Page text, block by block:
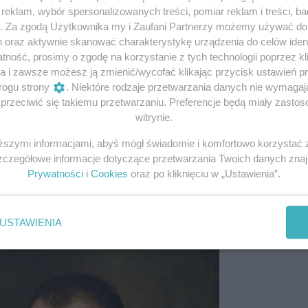
Rozważał też kapłaństwo. Miał wówczas 15 lat.
natychmiast zabrał go z klasztoru. Nie tak bowiem
lekarskie. Mając 17 lat, znów pokierowany przez ojca,
w Pizie.W ciągu trzech lat nauki zyskał status
zawsze bronił swoich racji. Bez względu na to z kim,
filozofów i naukowców, choćby Arystotelesa i
poznał też teorię heliocentryczną Mikołaja
Słonecznego, a wszystkie planety – łącznie z Ziemią –
znów będąc w kontrze do wyznawanych
słynnego procesu.
wybór spersonalizowanych treści, pomiar reklam i treści,
Za zgodą Użytkownika my i Zaufani Partnerzy możemy używać
oraz aktywnie skanować charakterystykę urządzenia do celów
prosimy o zgodę na korzystanie z tych technologii poprzez
i zawsze możesz ją zmienić/wycofać klikając przycisk ustawień
strony
. Niektóre rodzaje przetwarzania danych nie
się takiemu przetwarzaniu. Preferencje będą miały
witrynie.
informacjami, abyś mógł świadomie i komfortowo
informacje dotyczące przetwarzania Twoich danych
Prywatności i Cookies oraz po kliknięciu w „Ustawienia”.
USTAWIENIA